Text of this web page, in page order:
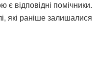
відповідні помічники.
які раніше залишалися